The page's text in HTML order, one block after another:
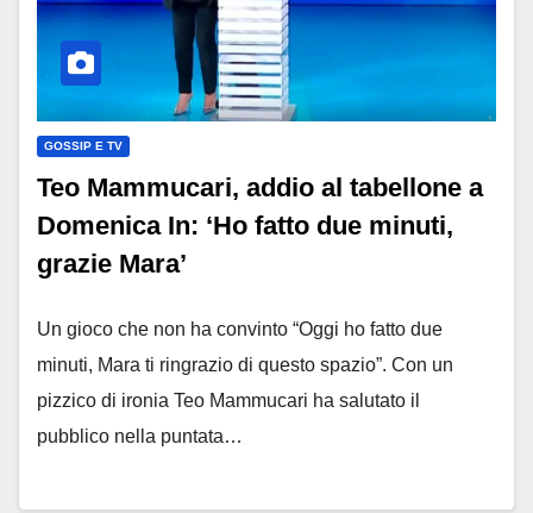
GOSSIP E TV
Teo Mammucari, addio al tabellone a
Domenica In: ‘Ho fatto due minuti,
grazie Mara’
Un gioco che non ha convinto “Oggi ho fatto due
minuti, Mara ti ringrazio di questo spazio”. Con un
pizzico di ironia Teo Mammucari ha salutato il
pubblico nella puntata…